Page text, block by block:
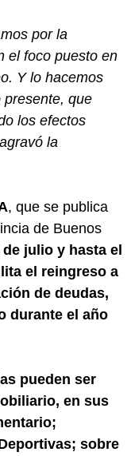
por la
el foco puesto en
Y lo hacemos
que
los efectos
la
, que se publica
de Buenos
julio y hasta el
el reingreso a
de deudas,
durante el año
pueden ser
en sus
sobre